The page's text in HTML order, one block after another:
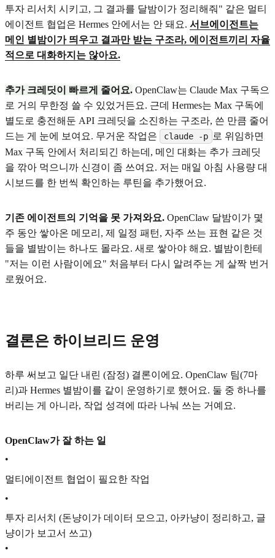
투자 리서치 시키고, 그 결과를 달밤이가 정리해줘" 같은 멀티
에이전트 협업은 Hermes 안에서는 안 돼요. 서브에이전트는
메인 별밤이가 띄우고 결과만 받는 구조라, 에이전트끼리 자율
적으로 대화하지는 않아요.
추가 크레딧이 빠르게 줄어요. OpenClaw는 Claude Max 구독으
로 거의 무한정 쓸 수 있었거든요. 근데 Hermes는 Max 구독에
별도로 충전해둔 API 크레딧을 소진하는 구조라, 쓴 만큼 줄어
드는 게 눈에 보여요. 무거운 작업은
claude -p
로 위임하면
Max 구독 안에서 처리되긴 하는데, 메인 대화는 추가 크레딧
을 깎아 먹으니까 신경이 좀 쓰여요. 저는 매일 아침 사용량 대
시보드를 한 번씩 확인하는 루틴을 추가했어요.
기존 에이전트의 기억을 못 가져와요. OpenClaw 달밤이가 몇
주 동안 쌓아온 메모리, 제 일정 패턴, 자주 쓰는 표현 같은 것
들을 별밤이는 하나도 몰라요. 새로 쌓아야 해요. 별밤이한테
"저는 이런 사람이에요" 처음부터 다시 알려주는 게 살짝 번거
로웠어요.
결론은 하이브리드 운영
하루 써보고 일단 내린 (잠정) 결론이에요. OpenClaw 팀(7마
리)과 Hermes 별밤이를 같이 운영하기로 했어요. 둘 중 하나를
버리는 게 아니라, 작업 성격에 따라 나눠 쓰는 거예요.
OpenClaw가 잘 하는 일
•
멀티에이전트 협업이 필요한 작업
•
투자 리서치 (돈냥이가 데이터 모으고, 아카냥이 정리하고, 글
냥이가 보고서 쓰고)
•